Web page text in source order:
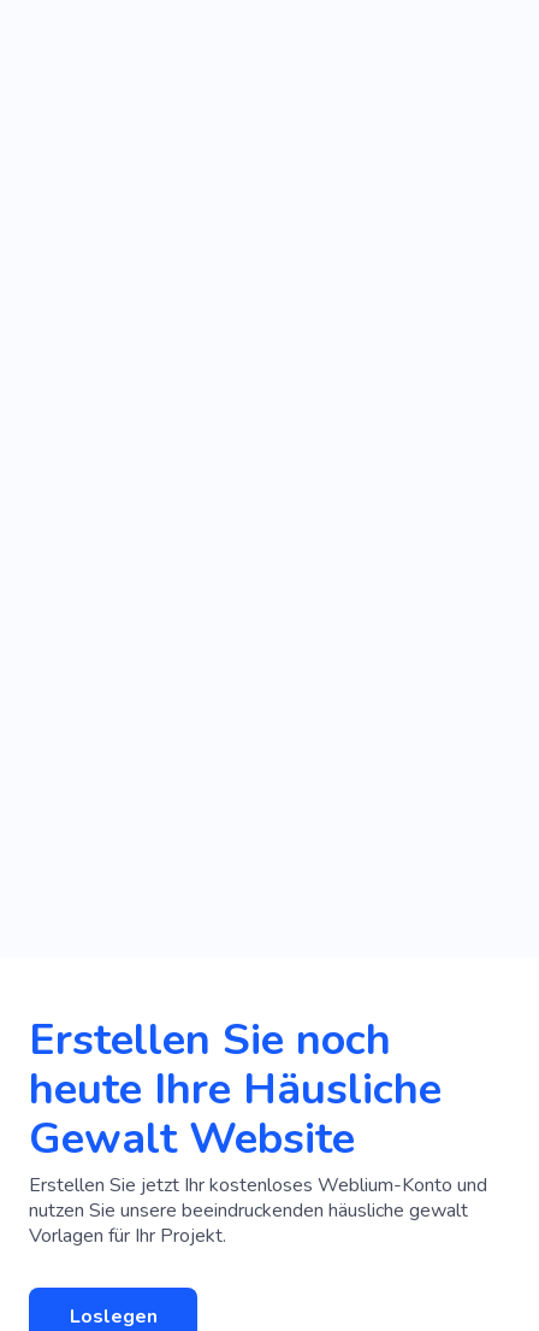
Erstellen Sie noch
heute Ihre Häusliche
Gewalt Website
Erstellen Sie jetzt Ihr kostenloses Weblium-Konto und
nutzen Sie unsere beeindruckenden häusliche gewalt
Vorlagen für Ihr Projekt.
Loslegen